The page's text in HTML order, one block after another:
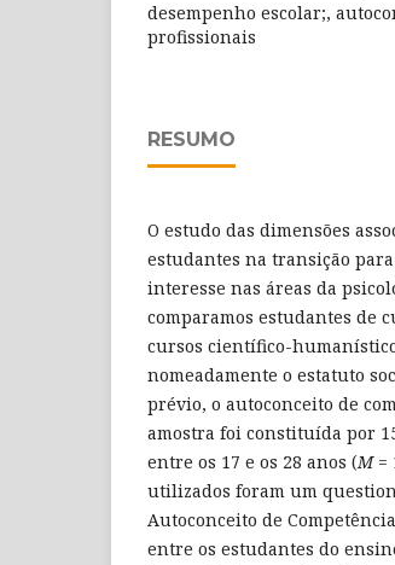
desempenho escolar;,
profissionais
RESUMO
O estudo das dimensões
estudantes na transição
interesse nas áreas da
comparamos estudantes de
cursos científico-
nomeadamente o estatuto
prévio, o autoconceito de
amostra foi constituída por
entre os 17 e os 28 anos (M =
utilizados foram um
Autoconceito de
entre os estudantes do